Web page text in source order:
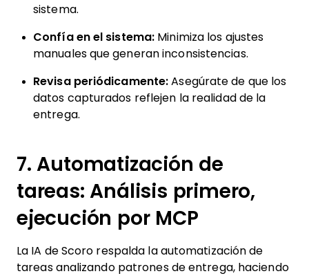
sistema.
Confía en el sistema: Minimiza los ajustes
manuales que generan inconsistencias.
Revisa periódicamente: Asegúrate de que los
datos capturados reflejen la realidad de la
entrega.
7. Automatización de
tareas: Análisis primero,
ejecución por MCP
La IA de Scoro respalda la automatización de
tareas analizando patrones de entrega, haciendo